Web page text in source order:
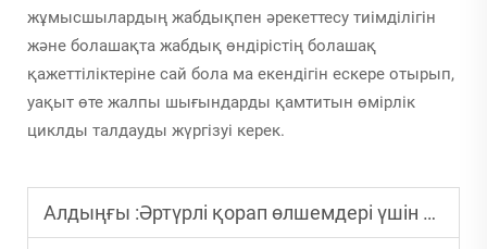
жұмысшылардың жабдықпен әрекеттесу тиімділігін
және болашақта жабдық өндірістің болашақ
қажеттіліктеріне сай бола ма екендігін ескере отырып,
уақыт өте жалпы шығындарды қамтитын өмірлік
циклды талдауды жүргізуі керек.
Алдыңғы :Әртүрлі қорап өлшемдері үшін картон бүктеу-жабыстыру станогын қалай реттеуге болады?